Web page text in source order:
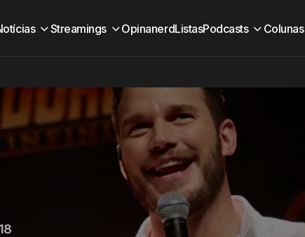
Streamings OpinanerdListasPodcasts Colunas